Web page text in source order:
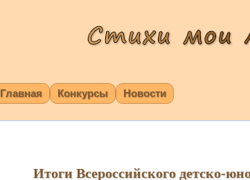
Главная Конкурсы Новости
Итоги Всероссийского детско-